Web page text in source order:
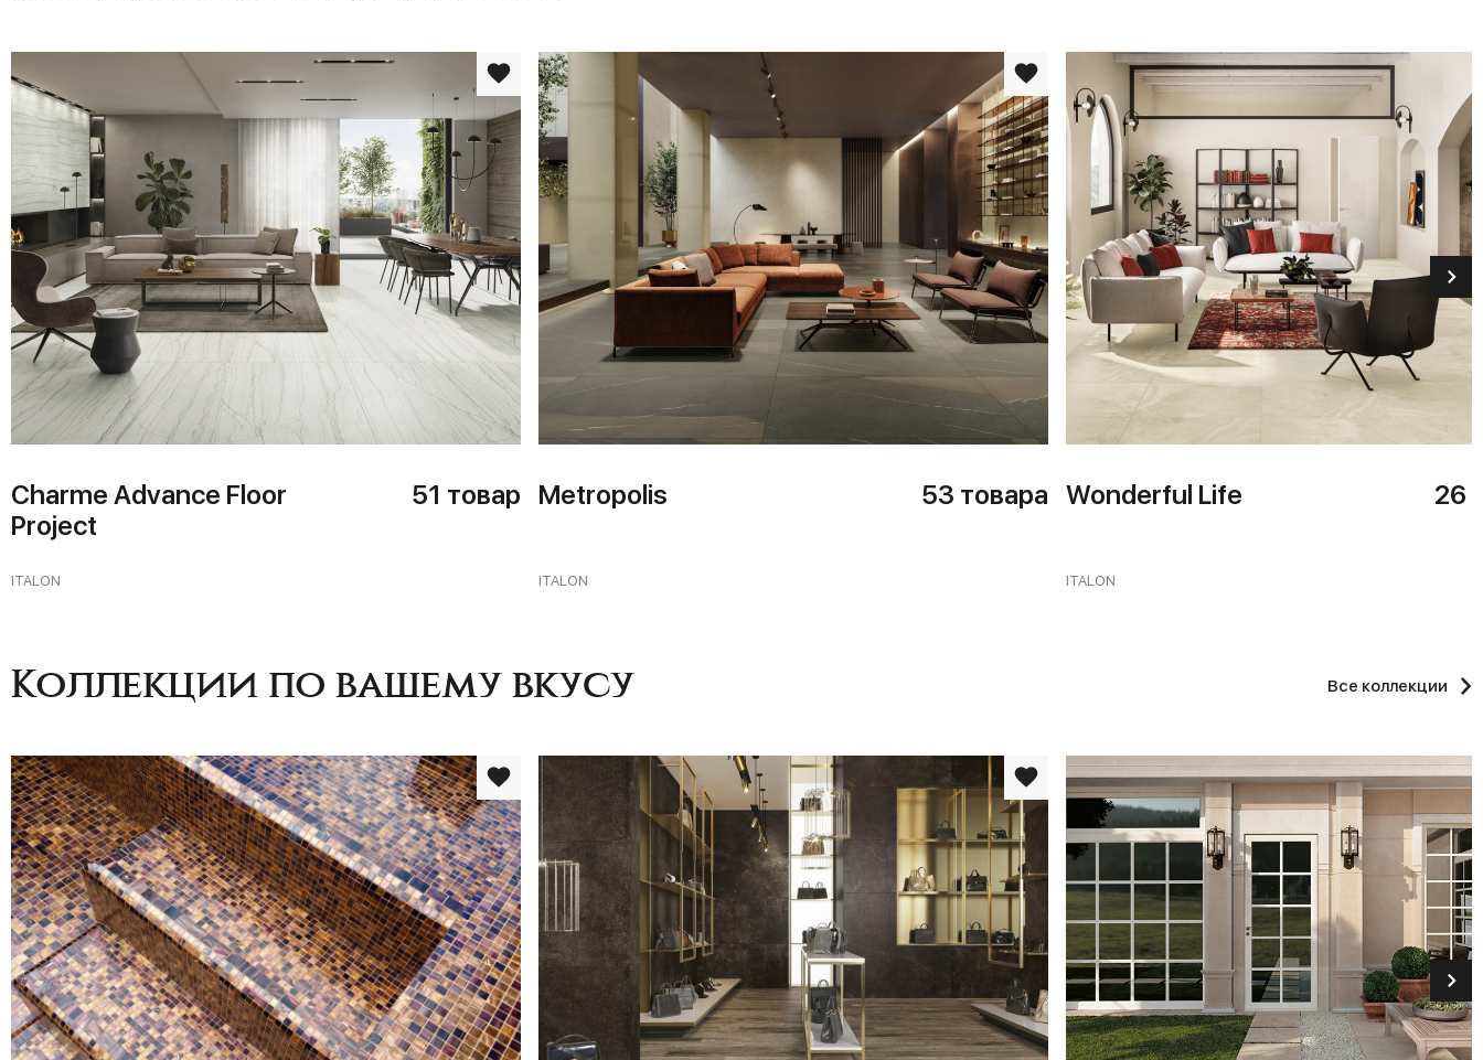
Charme Advance Floor
Project
ITALON
51 товар Metropolis
ITALON
53 товара Wonderful Life
ITALON
26
Коллекции по вашему вкусу Все коллекции